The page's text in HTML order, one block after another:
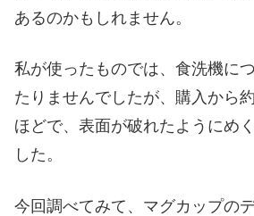
あるのかもしれません。
私が使ったものでは、食洗機に
たりませんでしたが、購入から
ほどで、表面が破れたようにめ
した。
今回調べてみて、マグカップの